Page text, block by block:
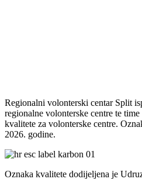
Regionalni volonterski centar Split
regionalne volonterske centre te
kvalitete za volonterske centre.
2026. godine.
Oznaka kvalitete dodijeljena je